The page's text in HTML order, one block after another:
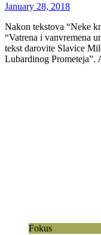
January 28, 2018
Nakon tekstova “Neke
“Vatrena i vanvremena
tekst darovite Slavice
Lubardinog Prometeja”.
Fokus